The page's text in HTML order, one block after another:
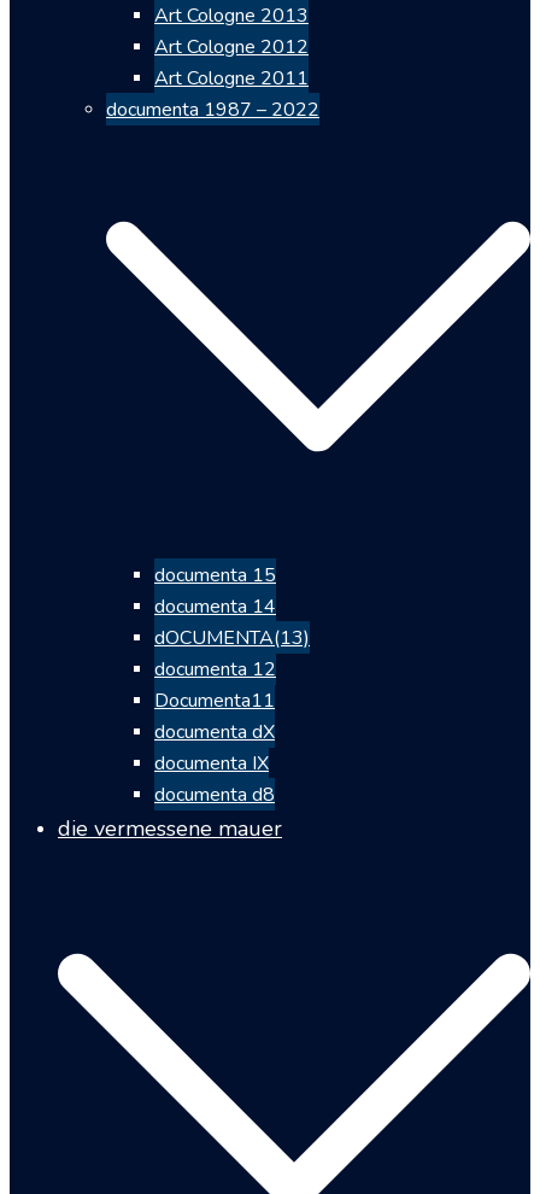
Art Cologne 2013
Art Cologne 2012
Art Cologne 2011
documenta 1987 – 2022
documenta 15
documenta 14
dOCUMENTA(13)
documenta 12
Documenta11
documenta dX
documenta IX
documenta d8
die vermessene mauer